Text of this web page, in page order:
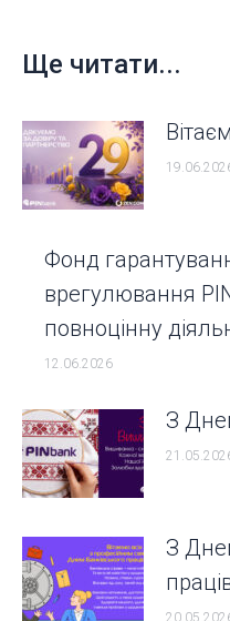
Ще читати...
Фонд
врегулювання
повноцінну
12.06.2026
З
З